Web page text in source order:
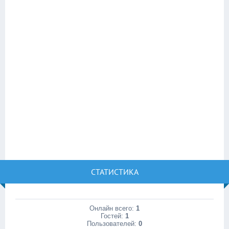
СТАТИСТИКА
Онлайн всего: 1
Гостей: 1
Пользователей: 0